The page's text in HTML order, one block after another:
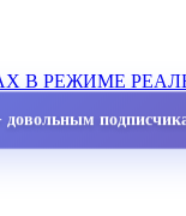
В РЕЖИМЕ
довольным